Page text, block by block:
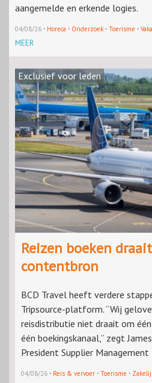
aangemelde en erkende logies.
04/08/26 · Horeca · Onderzoek · Toerisme ·
MEER
Exclusief voor leden
Reizen boeken
contentbron
BCD Travel heeft verdere
Tripsource-platform. “Wij
reisdistributie niet draait om
één boekingskanaal,” zegt
President Supplier
04/08/26 · Reis & vervoer · Toerisme ·